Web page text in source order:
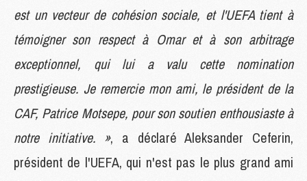
est un vecteur de cohésion sociale, et l'UEFA tient à
témoigner son respect à Omar et à son arbitrage
exceptionnel, qui lui a valu cette nomination
prestigieuse. Je remercie mon ami, le président de la
CAF, Patrice Motsepe, pour son soutien enthousiaste à
notre initiative. », a déclaré Aleksander Ceferin,
président de l'UEFA, qui n'est pas le plus grand ami